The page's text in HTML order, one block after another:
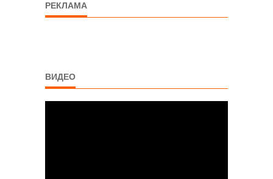
РЕКЛАМА
ВИДЕО